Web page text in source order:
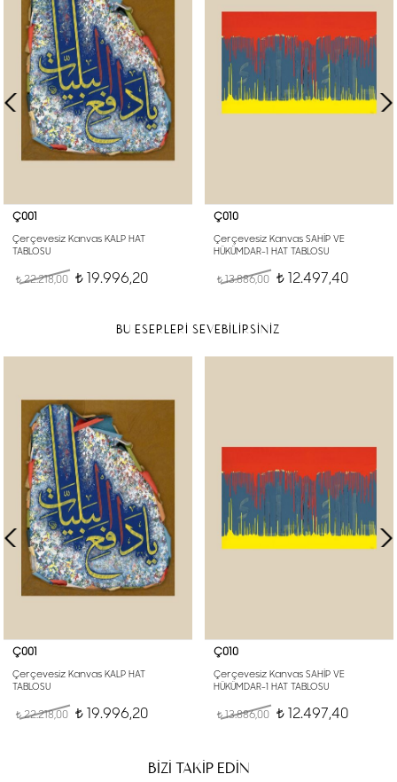
Ç001
Çerçevesiz Kanvas KALP HAT
TABLOSU
t22.218,00 t 19.996,20
Ç010
Çerçevesiz Kanvas SAHİP VE
HÜKÜMDAR-1 HAT TABLOSU
t13.886,00 t 12.497,40
BU ESERLERİ SEVEBİLİRSİNİZ
Ç001
Çerçevesiz Kanvas KALP HAT
TABLOSU
t22.218,00 t 19.996,20
Ç010
Çerçevesiz Kanvas SAHİP VE
HÜKÜMDAR-1 HAT TABLOSU
t13.886,00 t 12.497,40
BİZİ TAKİP EDİN